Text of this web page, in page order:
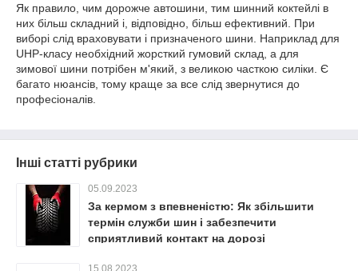
Як правило, чим дорожче автошини, тим шинний коктейлі в
них більш складний і, відповідно, більш ефективний. При
виборі слід враховувати і призначеного шини. Наприклад для
UHP-класу необхідний жорсткий гумовий склад, а для
зимової шини потрібен м'який, з великою часткою силіки. Є
багато нюансів, тому краще за все слід звернутися до
професіоналів.
Інші статті рубрики
05.09.2023
За кермом з впевненістю: Як збільшити
термін служби шин і забезпечити
сприятливий контакт на дорозі
15.08.2023